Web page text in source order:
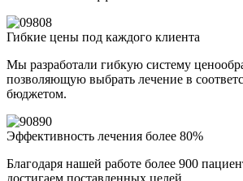
Гибкие цены под каждого клиента
Мы разработали гибкую систему
позволяющую выбрать лечение в
бюджетом.
Эффективность лечения более 80%
Благодаря нашей работе более 900
достигаем поставленных целей